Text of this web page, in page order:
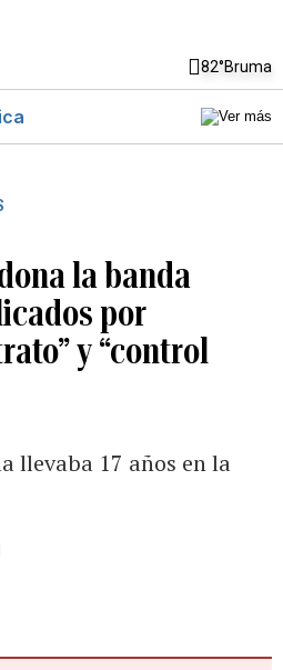
82°Bruma
la banda
por
y “control
llevaba 17 años en la